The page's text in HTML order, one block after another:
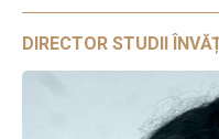
DIRECTOR STUDII